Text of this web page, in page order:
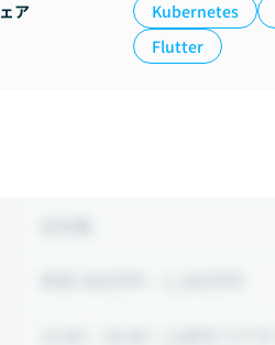
ア
Kubernetes
Flutter